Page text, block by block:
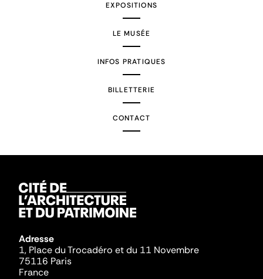
EXPOSITIONS
LE MUSÉE
INFOS PRATIQUES
BILLETTERIE
CONTACT
Adresse
1, Place du Trocadéro et du 11 Novembre
75116 Paris
France